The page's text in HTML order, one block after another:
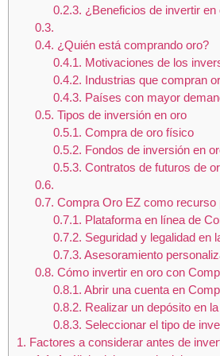
0.2.3. ¿Beneficios de invertir
0.3.
0.4. ¿Quién está comprando oro?
0.4.1. Motivaciones de los
0.4.2. Industrias que compran
0.4.3. Países con mayor
0.5. Tipos de inversión en oro
0.5.1. Compra de oro físico
0.5.2. Fondos de inversión en
0.5.3. Contratos de futuros de
0.6.
0.7. Compra Oro EZ como recurso
0.7.1. Plataforma en línea de
0.7.2. Seguridad y legalidad en
0.7.3. Asesoramiento
0.8. Cómo invertir en oro con
0.8.1. Abrir una cuenta en
0.8.2. Realizar un depósito en
0.8.3. Seleccionar el tipo de
1. Factores a considerar antes de